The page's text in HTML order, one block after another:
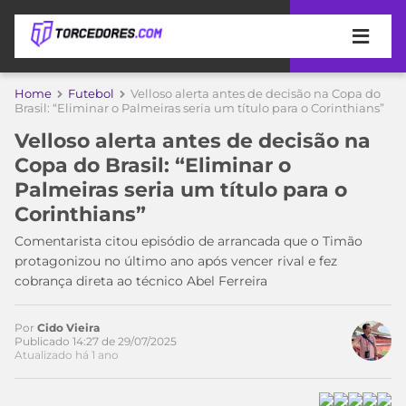
APOSTAS
DE
APOSTA
MELHORES
SITES
DE
APOSTAS
CÓDIGO
PROMOCIONAL
BETBOOM
COPA
DO
MUNDO
TIMES
TIME
PALMEIRAS
BRASILEIRÃO
SÉRIE
MÍDIA
ESPORTIVA
Home Futebol
Velloso alerta antes de decisão na Copa do
Brasil: “Eliminar o Palmeiras seria um título para o Corinthians”
Velloso alerta antes de decisão na
Copa do Brasil: “Eliminar o
Palmeiras seria um título para o
Corinthians”
Comentarista citou episódio de arrancada que o Timão
protagonizou no último ano após vencer rival e fez
cobrança direta ao técnico Abel Ferreira
Acesse o perfil do autor
Por Cido Vieira
Publicado 14:27 de 29/07/2025
Atualizado há 1 ano